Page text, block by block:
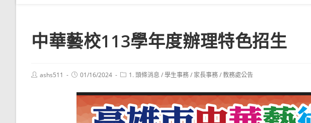
中華藝校113學年度辦理特色招生
Postashs511
Post01/16/2024
Post1. 頭條消息 /學生事務/ 家長事務/教務處公告